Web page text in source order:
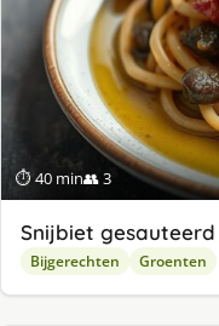
⏱ 40 min👥 3
Snijbiet
Bijgerechten Groenten